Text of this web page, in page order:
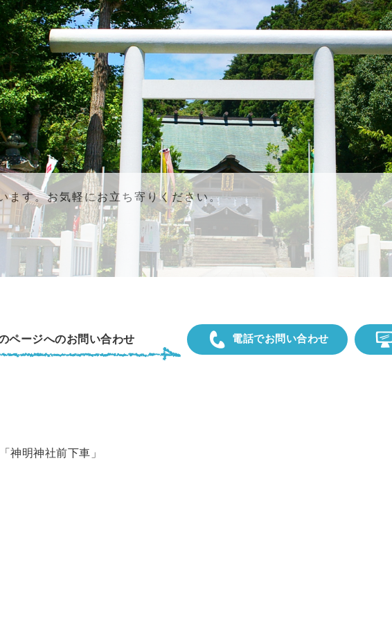
ます。お気軽にお立ち寄りください。
ページへのお問い合わせ 電話でお問い合わせ
神明神社前下車」